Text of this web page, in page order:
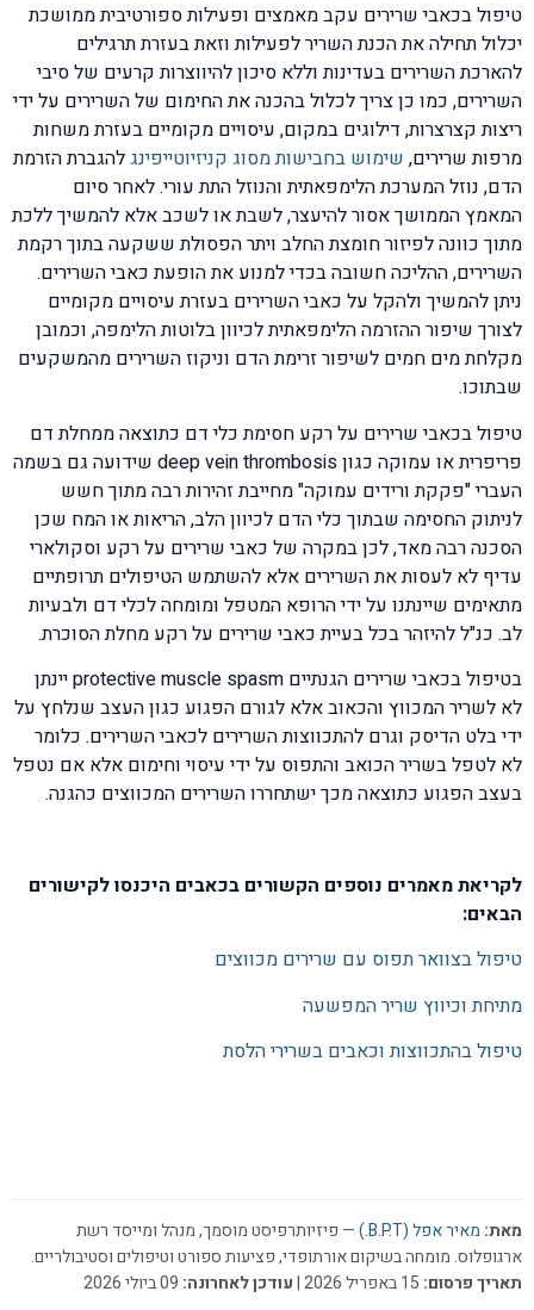
טיפול בכאבי שרירים עקב מאמצים ופעילות ספורטיבית ממושכת
יכלול תחילה את הכנת השריר לפעילות וזאת בעזרת תרגילים
להארכת השרירים בעדינות וללא סיכון להיווצרות קרעים של סיבי
השרירים, כמו כן צריך לכלול בהכנה את החימום של השרירים על ידי
ריצות קצרצרות, דילוגים במקום, עיסויים מקומיים בעזרת משחות
מרפות שרירים, שימוש בחבישות מסוג קניזיוטייפינגלהגברת הזרמת
הדם, נוזל המערכת הלימפאתית והנוזל התת עורי. לאחר סיום
המאמץ הממושך אסור להיעצר, לשבת או לשכב אלא להמשיך ללכת
מתוך כוונה לפיזור חומצת החלב ויתר הפסולת ששקעה בתוך רקמת
השרירים, ההליכה חשובה בכדי למנוע את הופעת כאבי השרירים.
ניתן להמשיך ולהקל על כאבי השרירים בעזרת עיסויים מקומיים
לצורך שיפור ההזרמה הלימפאתית לכיוון בלוטות הלימפה, וכמובן
מקלחת מים חמים לשיפור זרימת הדם וניקוז השרירים מהמשקעים
שבתוכו.
טיפול בכאבי שרירים על רקע חסימת כלי דם כתוצאה ממחלת דם
פריפרית או עמוקה כגון deep vein thrombosis שידועה גם בשמה
העברי "פקקת ורידים עמוקה" מחייבת זהירות רבה מתוך חשש
לניתוק החסימה שבתוך כלי הדם לכיוון הלב, הריאות או המח שכן
הסכנה רבה מאד, לכן במקרה של כאבי שרירים על רקע וסקולארי
עדיף לא לעסות את השרירים אלא להשתמש הטיפולים תרופתיים
מתאימים שיינתנו על ידי הרופא המטפל ומומחה לכלי דם ולבעיות
לב. כנ"ל להיזהר בכל בעיית כאבי שרירים על רקע מחלת הסוכרת.
בטיפול בכאבי שרירים הגנתיים protective muscle spasm יינתן
לא לשריר המכווץ והכאוב אלא לגורם הפגוע כגון העצב שנלחץ על
ידי בלט הדיסק וגרם להתכווצות השרירים לכאבי השרירים. כלומר
לא לטפל בשריר הכואב והתפוס על ידי עיסוי וחימום אלא אם נטפל
בעצב הפגוע כתוצאה מכך ישתחררו השרירים המכווצים כהגנה.
לקריאת מאמרים נוספים הקשורים בכאבים היכנסו לקישורים
הבאים:
טיפול בצוואר תפוס עם שרירים מכווצים
מתיחת וכיווץ שריר המפשעה
טיפול בהתכווצות וכאבים בשרירי הלסת
מאת: מאיר אפל (B.P.T.)
— פיזיותרפיסט מוסמך, מנהל ומייסד רשת
ארגופלוס. מומחה בשיקום אורתופדי, פציעות ספורט וטיפולים וסטיבולריים.
תאריך פרסום:
עודכן לאחרונה: